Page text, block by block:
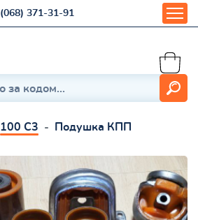
(068) 371-31-91
100 C3 Подушка КПП